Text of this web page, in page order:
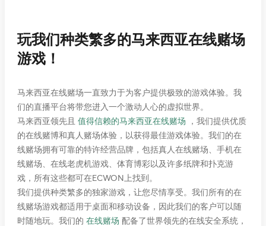
5. 点击“结账”按钮。
6. 输入您的收货地址。。
玩我们种类繁多的马来西亚在线赌场
游戏！
马来西亚在线赌场一直致力于为客户提供极致的游戏体验。我
们的直播平台将带您进入一个激动人心的虚拟世界。
马来西亚领先且 值得信赖的马来西亚在线赌场 ，我们提供优质
的在线赌博和真人赌场体验，以获得最佳游戏体验。我们的在
线赌场拥有可靠的特许经营品牌，包括真人在线赌场、手机在
线赌场、在线老虎机游戏、体育博彩以及许多纸牌和扑克游
戏，所有这些都可在ECWON上找到。
我们提供种类繁多的独家游戏，让您尽情享受。我们所有的在
线赌场游戏都适用于桌面和移动设备，因此我们的客户可以随
时随地玩。我们的 在线赌场 配备了世界领先的在线安全系统，